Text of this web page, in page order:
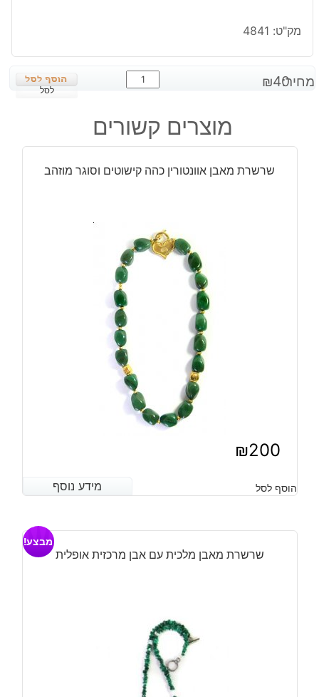
מק"ט: 4841
מחיר: ₪40
כמות
של
אבן
מסוגי
שונים
לסל
מוצרים קשורים
שרשרת מאבן אוונטורין כהה קישוטים וסוגר מוזהב
₪200
מידע נוסף הוסף לסל מידע נוסף
שרשרת מאבן מלכית עם אבן מרכזית אופלית
מבצע!